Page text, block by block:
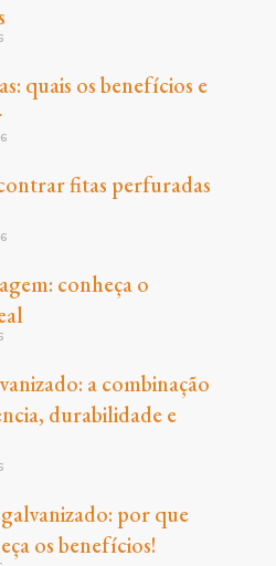
quais os benefícios e
fitas perfuradas
conheça o
a combinação
durabilidade e
por que
os benefícios!